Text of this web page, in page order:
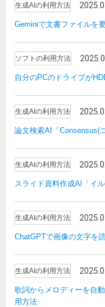
生成AIの利用方法
Geminiで文書ファイルを
ソフトの利用方法
自分のPCのドライブが
生成AIの利用方法
論文検索AI「Consensus(
生成AIの利用方法
スライド資料作成AI「イ
生成AIの利用方法
ChatGPTで画像の文字を
生成AIの利用方法
歌詞からメロディーを自
用方法